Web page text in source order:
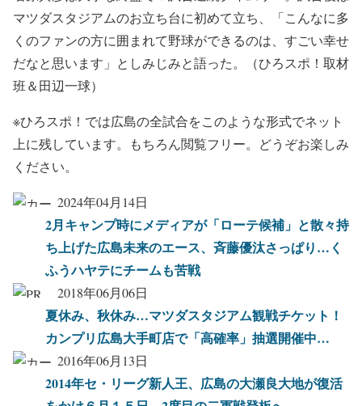
マツダスタジアムのお立ち台に初めて立ち、「こんなに多
くのファンの方に囲まれて野球ができるのは、すごい幸せ
だなと思います」としみじみと語った。（ひろスポ！取材
班＆田辺一球）
※ひろスポ！では広島の全試合をこのような形式でネット
上に残しています。もちろん閲覧フリー。どうぞお楽しみ
ください。
2024年04月14日
2月キャンプ時にメディアが「ローテ候補」と散々持
ち上げた広島未来のエース、斉藤優汰さっぱり…く
ふうハヤテにチームも苦戦
2018年06月06日
夏休み、秋休み…マツダスタジアム観戦チケット！
カンプリ広島大手町店で「高確率」抽選開催中…
2016年06月13日
2014年セ・リーグ新人王、広島の大瀬良大地が復活